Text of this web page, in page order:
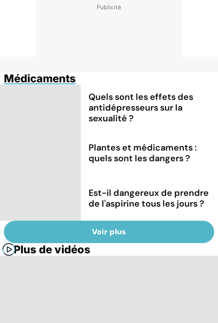
Médicaments
Quels sont les effets des
antidépresseurs sur la
sexualité ?
Plantes et médicaments :
quels sont les dangers ?
Est-il dangereux de prendre
de l'aspirine tous les jours ?
Voir plus
Plus de vidéos